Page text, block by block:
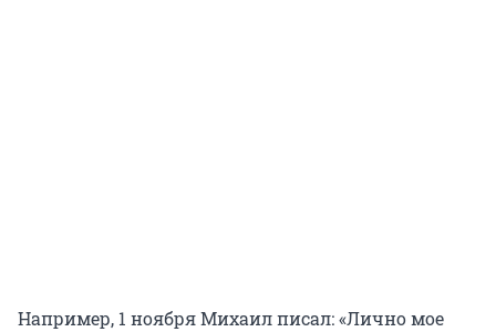
Например, 1 ноября Михаил писал: «Лично мое